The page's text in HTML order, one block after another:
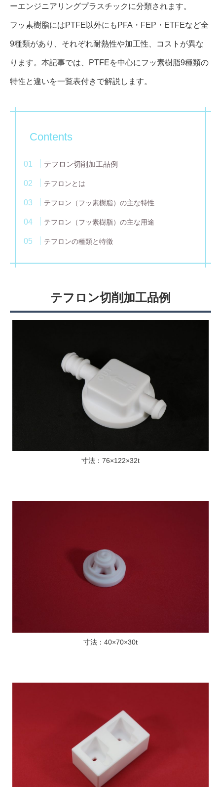
ーエンジニアリングプラスチックに分類されます。
フッ素樹脂にはPTFE以外にもPFA・FEP・ETFEなど全
9種類があり、それぞれ耐熱性や加工性、コストが異な
ります。本記事では、PTFEを中心にフッ素樹脂9種類の
特性と違いを一覧表付きで解説します。
Contents
テフロン切削加工品例
テフロンとは
テフロン（フッ素樹脂）の主な特性
テフロン（フッ素樹脂）の主な用途
テフロンの種類と特徴
テフロン切削加工品例
寸法：76×122×32t
寸法：40×70×30t